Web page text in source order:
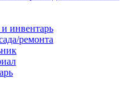
инвентарь
ремонта